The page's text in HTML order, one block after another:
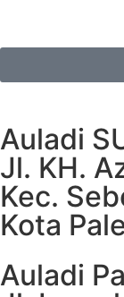
Auladi
Jl. KH.
Kec.
Kota
Auladi